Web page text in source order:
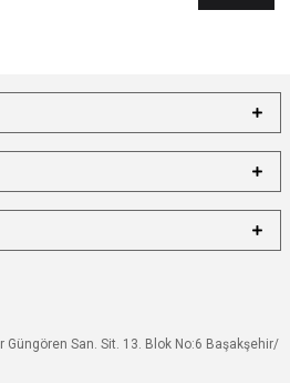
Güngören San. Sit. 13. Blok No:6 Başakşehir/